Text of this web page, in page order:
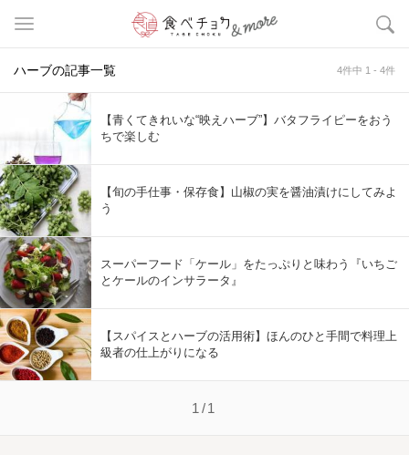
ハーブの記事一覧 4件中 1 - 4件
【青くてきれいな“映えハーブ”】バタフライピーをおう
ちで楽しむ
【旬の手仕事・保存食】山椒の実を醤油漬けにしてみよ
う
スーパーフード「ケール」をたっぷりと味わう『いちご
とケールのインサラータ』
【スパイスとハーブの活用術】ほんのひと手間で料理上
級者の仕上がりになる
1/1